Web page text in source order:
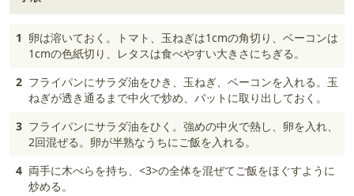
1 卵は溶いておく。トマト、玉ねぎは1cmの角切り、ベーコンは
1cmの色紙切り、レタスは食べやすい大きさにちぎる。
2 フライパンにサラダ油をひき、玉ねぎ、ベーコンを入れる。玉
ねぎが透き通るまで中火で炒め、バットに取り出しておく。
3 フライパンにサラダ油をひく。強めの中火で熱し、卵を入れ、
2回混ぜる。卵が半熟なうちにご飯を入れる。
4 両手に木べらを持ち、<3>の全体を混ぜてご飯をほぐすように
炒める。